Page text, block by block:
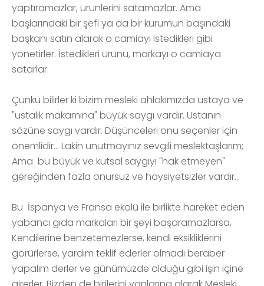
yaptıramazlar, ürünlerini satamazlar. Ama
başlarındaki bir şefi ya da bir kurumun başındaki
başkanı satın alarak o camiayı istedikleri gibi
yönetirler. İstedikleri ürünü, markayı o camiaya
satarlar.
Çünkü bilirler ki bizim mesleki ahlakımızda ustaya ve
"ustalık makamına" büyük saygı vardır. Ustanın
sözüne saygı vardır. Düşünceleri onu seçenler için
önemlidir… Lakin unutmayınız sevgili meslektaşlarım;
Ama bu büyük ve kutsal saygıyı "hak etmeyen"
gereğinden fazla onursuz ve haysiyetsizler vardır…
Bu İspanya ve Fransa ekolü ile birlikte hareket eden
yabancı gıda markaları bir şeyi başaramazlarsa,
Kendilerine benzetemezlerse, kendi eksikliklerini
görürlerse, yardım teklif ederler olmadı beraber
yapalım derler ve günümüzde olduğu gibi işin içine